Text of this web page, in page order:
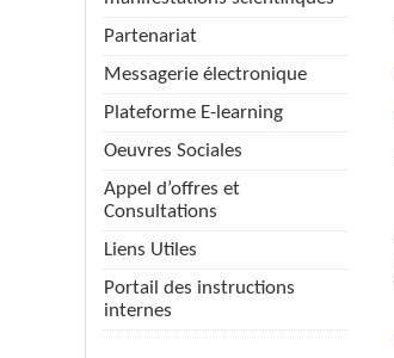
Partenariat
Messagerie électronique
Plateforme E-learning
Oeuvres Sociales
Appel d’offres et
Consultations
Liens Utiles
Portail des instructions
internes